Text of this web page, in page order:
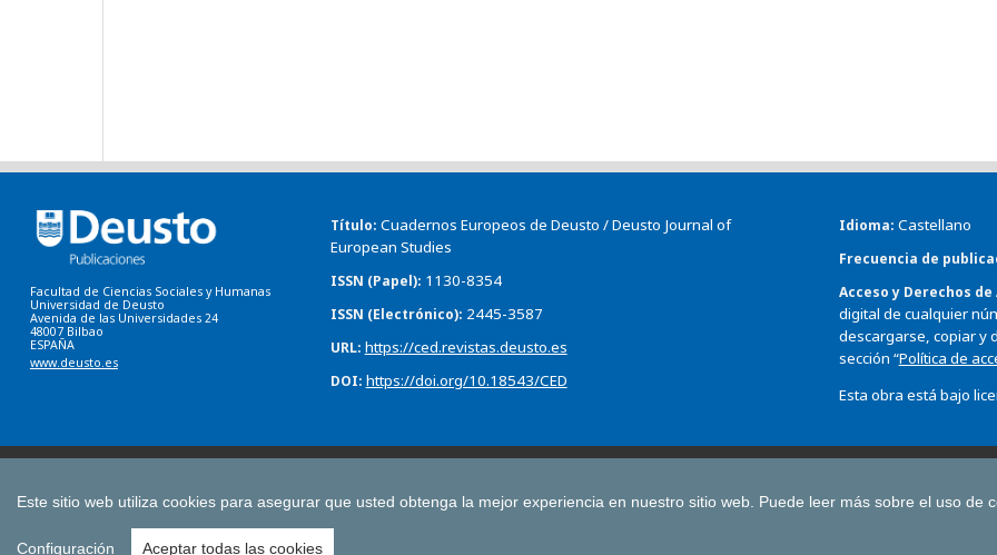
Facultad de Ciencias Sociales y Humanas
Universidad de Deusto
Avenida de las Universidades 24
48007 Bilbao
ESPAÑA
www.deusto.es
Título Cuadernos Europeos de Deusto / Deusto Journal of
European Studies
ISSN (Papel) 1130-8354
ISSN (Electrónico) 2445-3587
URL https://ced.revistas.deusto.es
DOI https://doi.org/10.18543/CED
Idioma Castellano
Frecuencia de
Acceso y Derechos
digital de cualquier
descargarse, copiar y
sección “Política de
Esta obra está bajo
Deusto Estudios Cooperativos
Estudios de Deusto Revista Deusto de Derechos Humanos Tuning Journal for Higher
Todas las Revistas Científicas de Deusto en OJS
Este sitio web utiliza cookies para asegurar que usted obtenga la mejor experiencia en nuestro sitio web. Puede leer más sobre el uso de
Configuración Aceptar todas las cookies